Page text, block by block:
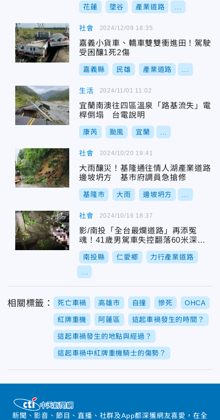
花蓮 墜谷 產業道路
社會
嘉義小貨車、轎車雙雙衝進田！駕駛
受困釀1死2傷
嘉義縣 民雄 產業道路
2024/12/09 18:35
生活
宜蘭南澳往四區溫泉「路基流失」電
桿倒塌 台電說明
康芮 颱風 宜蘭
2024/11/01 11:02
社會
大雨釀災！基隆通往情人湖產業道路
邊坡坍方 基市府調員急搶修
基隆市 大雨 邊坡坍方
2024/10/20 19:41
社會
影/南投「全台最爛道路」再添冤
魂！41歲男駕車失控翻落60米深谷
慘死
南投縣 仁愛鄉 力行產業道路
2024/10/16 18:37
相關標籤： 死亡車禍 高雄市 自撞 慘死 OHCA
紅牌重機 阿蓮區 這起車禍發生的時間？
這起車禍發生的地點與經過？
這起車禍中紅牌重機騎士的傷勢？
新聞、影音、節目、直播、社群及App都深獲網友喜愛，在全